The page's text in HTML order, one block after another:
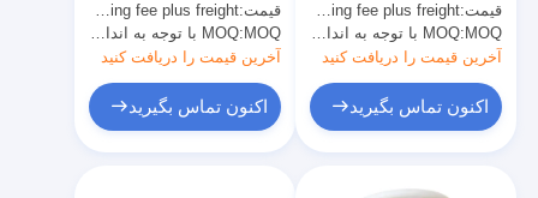
قیمت:Copper price plus processing fee plus freight
MOQ: MOQ با توجه به اندازه مشخصات متفاوت است
آخرین قیمت را دریافت کنید
اکنون تماس بگیرید
قیمت:Copper price plus processing fee plus freight
MOQ: MOQ با توجه به اندازه مشخصات متفاوت است
آخرین قیمت را دریافت کنید
اکنون تماس بگیرید